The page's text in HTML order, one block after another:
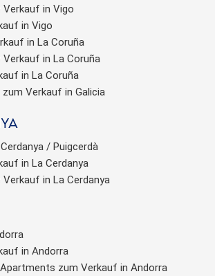
Verkauf in Vigo
in Vigo
in La Coruña
Verkauf in La Coruña
in La Coruña
Verkauf in Galicia
/ Puigcerdà
in La Cerdanya
in La Cerdanya
in Andorra
zum Verkauf in Andorra